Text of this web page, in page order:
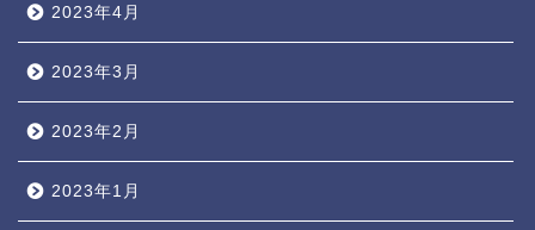
2023年4月
2023年3月
2023年2月
2023年1月